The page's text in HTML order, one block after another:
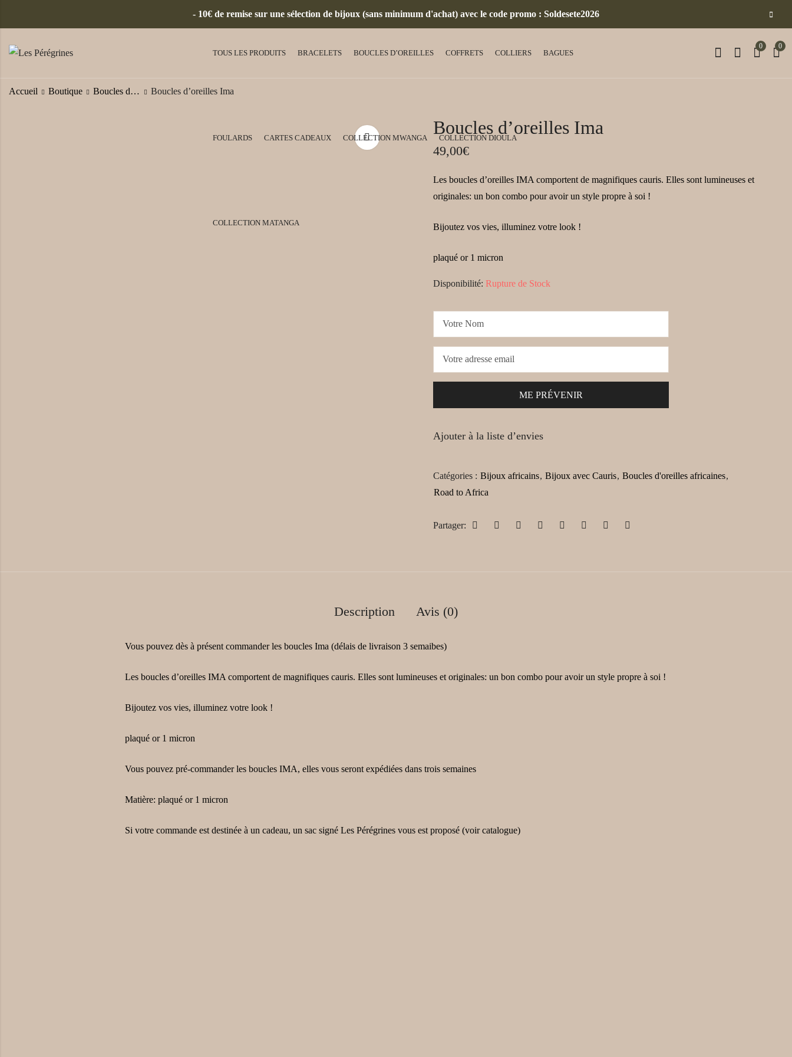
- 10€ de remise sur une sélection de bijoux (sans minimum d'achat) avec le code promo : Soldesete2026
TOUS LES PRODUITS BRACELETS BOUCLES D’OREILLES COFFRETS COLLIERS BAGUES
FOULARDS CARTES CADEAUX COLLECTION MWANGA COLLECTION DIOULA
COLLECTION MATANGA
0 0
Accueil Boutique Boucles d'oreilles africaines Boucles d’oreilles Ima
Boucles d’oreilles Ima
49,00€
Les boucles d’oreilles IMA comportent de magnifiques cauris. Elles sont lumineuses et
originales: un bon combo pour avoir un style propre à soi !
Bijoutez vos vies, illuminez votre look !
plaqué or 1 micron
Disponibilité: Rupture de Stock
Ajouter à la liste d’envies
Catégories : Bijoux africains, Bijoux avec Cauris, Boucles d'oreilles africaines,
Road to Africa
Partager:
Description Avis (0)
Vous pouvez dès à présent commander les boucles Ima (délais de livraison 3 semaibes)
Les boucles d’oreilles IMA comportent de magnifiques cauris. Elles sont lumineuses et originales: un bon combo pour avoir un style propre à soi !
Bijoutez vos vies, illuminez votre look !
plaqué or 1 micron
Vous pouvez pré-commander les boucles IMA, elles vous seront expédiées dans trois semaines
Matière: plaqué or 1 micron
Si votre commande est destinée à un cadeau, un sac signé Les Pérégrines vous est proposé (voir catalogue)